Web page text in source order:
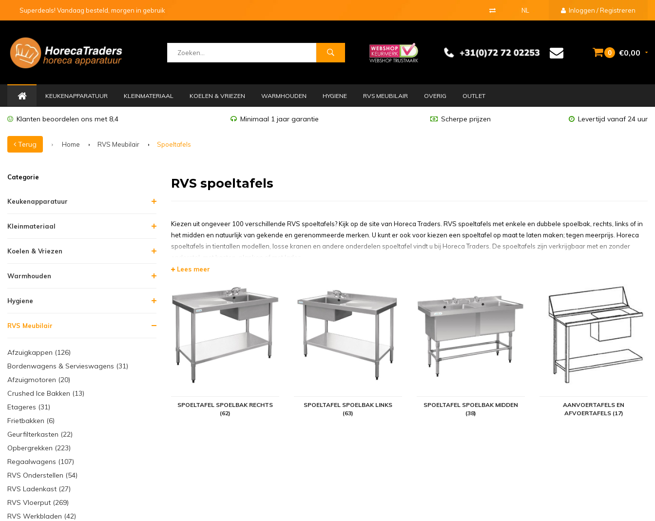
Superdeals! Vandaag besteld, morgen in gebruik NL Inloggen / Registreren
0 €0,00
KEUKENAPPARATUUR KLEINMATERIAAL KOELEN & VRIEZEN WARMHOUDEN HYGIENE RVS MEUBILAIR OVERIG OUTLET
Klanten beoordelen ons met 8,4 Minimaal 1 jaar garantie Scherpe prijzen Levertijd vanaf 24 uur
Terug Home RVS Meubilair Spoeltafels
Categorie
Keukenapparatuur
Kleinmateriaal
Koelen & Vriezen
Warmhouden
Hygiene
RVS Meubilair
Afzuigkappen (126)
Bordenwagens & Servieswagens (31)
Afzuigmotoren (20)
Crushed Ice Bakken (13)
Etageres (31)
Frietbakken (6)
Geurfilterkasten (22)
Opbergrekken (223)
Regaalwagens (107)
RVS Onderstellen (54)
RVS Ladenkast (27)
RVS Vloerput (269)
RVS Werkbladen (42)
RVS spoeltafels
Kiezen uit ongeveer 100 verschillende RVS spoeltafels? Kijk op de site van Horeca Traders. RVS spoeltafels met enkele en dubbele spoelbak, rechts, links of in
het midden en natuurlijk van gekende en gerenommeerde merken. U kunt er ook voor kiezen een spoeltafel op maat te laten maken; tegen meerprijs. Horeca
spoeltafels in tientallen modellen, losse kranen en andere onderdelen spoeltafel vindt u bij Horeca Traders. De spoeltafels zijn verkrijgbaar met en zonder
onderstel, met kasten, planken of met lades.
Met een RVS spoeltafel van een gerenommeerd merk bent u zeker van een hoge kwaliteit en grote duurzaamheid en dus van een lange levensduur. Door de
grote keuze uit RVS spoeltafels kunt u uw horeca keuken volledig inrichten volgens uw wensen en de beschikbare ruimte optimaal benutten. U vindt in ons
assortiment onder meer spoeltafels van de merken Combisteel, Vogue en Diamond. De meeste RVS spoeltafels zijn voorzien van verstelbare poten zodat u de
werkruimte op de gewenste hoogte kunt brengen.
RVS spoeltafels rechts en links
Om uw ruimte optimaal te benutten kiest u voor een RVS spoeltafel met de spoelbak rechts of links, of juist in het midden. Ook verkrijgbaar met twee
spoelbakken in alle uitvoeringen. De Combisteel RVS spoelbak is ook verkrijgbaar als inklapbare spoeltafel (in twee maten) en dus overal inzetbaar. Er zijn ook
Lees meer
SPOELTAFEL SPOELBAK RECHTS
(62)
SPOELTAFEL SPOELBAK LINKS
(63)
SPOELTAFEL SPOELBAK MIDDEN
(38)
AANVOERTAFELS EN
AFVOERTAFELS (17)